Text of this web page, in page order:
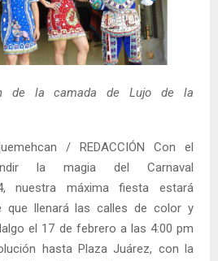
de la camada de Lujo de la
/ REDACCIÓN Con el
la magia del Carnaval
nuestra máxima fiesta estará
que llenará las calles de color y
el 17 de febrero a las 4:00 pm
hasta Plaza Juárez, con la